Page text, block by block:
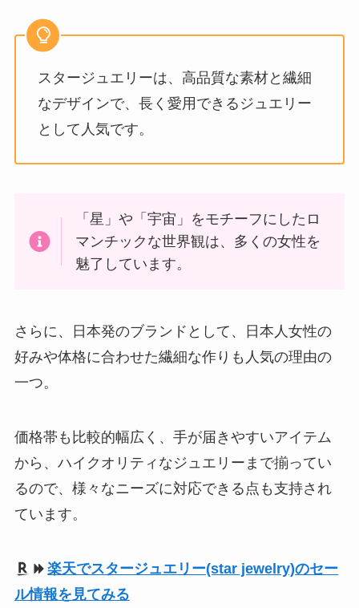
スタージュエリーは、高品質な素材と繊細
なデザインで、長く愛用できるジュエリー
として人気です。
「星」や「宇宙」をモチーフにしたロ
マンチックな世界観は、多くの女性を
魅了しています。
さらに、日本発のブランドとして、日本人女性の
好みや体格に合わせた繊細な作りも人気の理由の
一つ。
価格帯も比較的幅広く、手が届きやすいアイテム
から、ハイクオリティなジュエリーまで揃ってい
るので、様々なニーズに対応できる点も支持され
ています。
楽天でスタージュエリー(star jewelry)のセー
ル情報を見てみる